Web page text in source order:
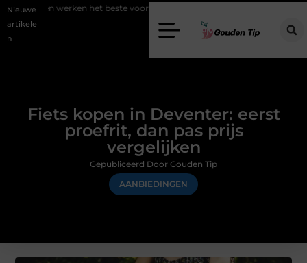
Nieuwe
artikele
n
het beste voor vastgoedmarketing?
Fiets kopen in Deventer: eerst
proefrit, dan pas prijs
vergelijken
AANBIEDINGEN
Gepubliceerd Door Gouden Tip